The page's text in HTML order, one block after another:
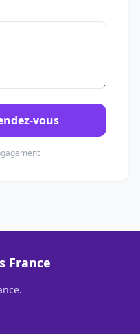
vous
France